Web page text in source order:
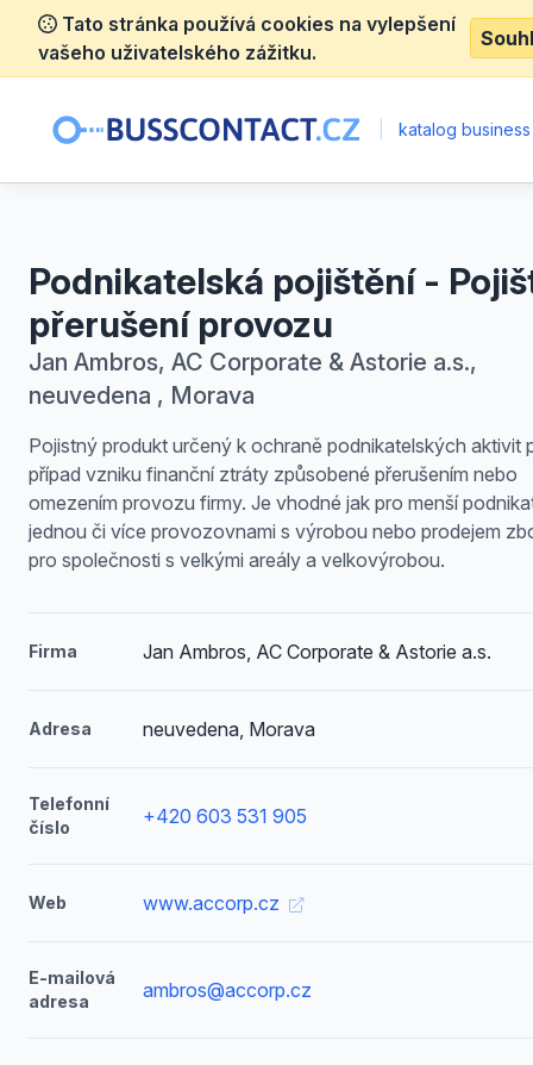
Tato stránka používá cookies na vylepšení
vašeho uživatelského zážitku.
katalog
Podnikatelská pojištění -
přerušení provozu
Jan Ambros, AC Corporate & Astorie a.s.,
neuvedena , Morava
Pojistný produkt určený k ochraně podnikatelských aktivit
případ vzniku finanční ztráty způsobené přerušením nebo
omezením provozu firmy. Je vhodné jak pro menší
jednou či více provozovnami s výrobou nebo prodejem
pro společnosti s velkými areály a velkovýrobou.
Firma Jan Ambros, AC Corporate & Astorie a.s.
Adresa neuvedena, Morava
Telefonní
číslo
+420 603 531 905
Web www.accorp.cz
E-mailová
adresa
ambros@accorp.cz